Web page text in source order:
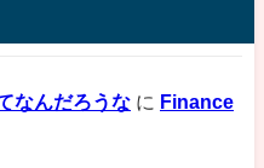
なんだろうな に Finance